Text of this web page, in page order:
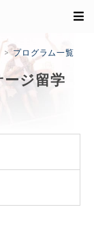
プログラム一覧
ジ留学